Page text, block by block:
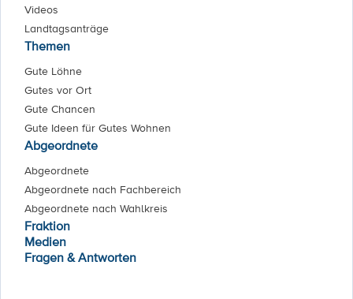
Videos
Landtagsanträge
Themen
Gute Löhne
Gutes vor Ort
Gute Chancen
Gute Ideen für Gutes Wohnen
Abgeordnete
Abgeordnete
Abgeordnete nach Fachbereich
Abgeordnete nach Wahlkreis
Fraktion
Medien
Fragen & Antworten